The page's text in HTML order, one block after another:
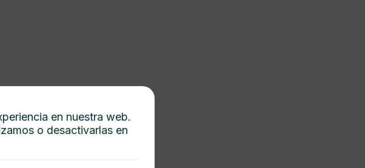
en nuestra web.
o desactivarlas en